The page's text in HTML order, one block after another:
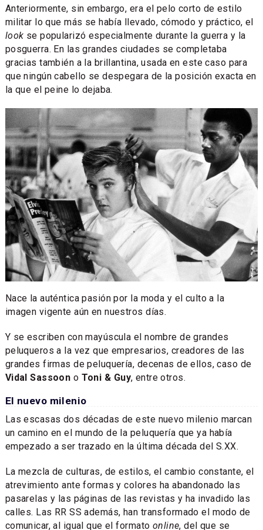
Anteriormente, sin embargo, era el pelo corto de estilo
militar lo que más se había llevado, cómodo y práctico, el
look se popularizó especialmente durante la guerra y la
posguerra. En las grandes ciudades se completaba
gracias también a la brillantina, usada en este caso para
que ningún cabello se despegara de la posición exacta en
la que el peine lo dejaba.
Nace la auténtica pasión por la moda y el culto a la
imagen vigente aún en nuestros días.
Y se escriben con mayúscula el nombre de grandes
peluqueros a la vez que empresarios, creadores de las
grandes firmas de peluquería, decenas de ellos, caso de
Vidal Sassoon o Toni & Guy, entre otros.
El nuevo milenio
Las escasas dos décadas de este nuevo milenio marcan
un camino en el mundo de la peluquería que ya había
empezado a ser trazado en la última década del S.XX.
La mezcla de culturas, de estilos, el cambio constante, el
atrevimiento ante formas y colores ha abandonado las
pasarelas y las páginas de las revistas y ha invadido las
calles. Las RR SS además, han transformado el modo de
comunicar, al igual que el formato online, del que se